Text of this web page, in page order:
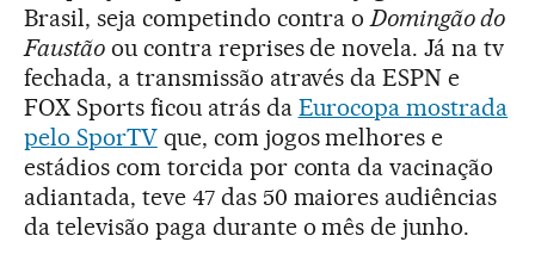
Brasil, seja competindo contra oDomingão do
Faustãoou contra reprises de novela. Já na tv
fechada, a transmissão através da ESPN e
FOX Sports ficou atrás da Eurocopa mostrada
pelo SporTVque, com jogos melhores e
estádios com torcida por conta da vacinação
adiantada, teve 47 das 50 maiores audiências
da televisão paga durante o mês de junho.